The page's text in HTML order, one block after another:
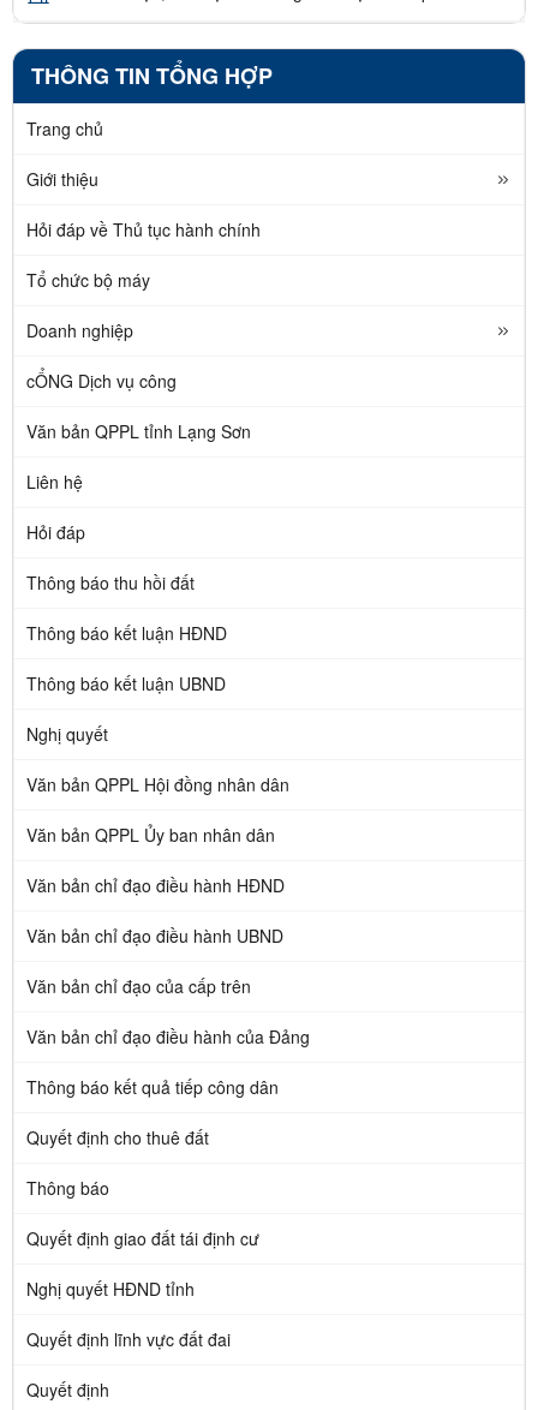
THÔNG TIN TỔNG HỢP
Trang chủ
Giới thiệu
Hỏi đáp về Thủ tục hành chính
Tổ chức bộ máy
Doanh nghiệp
cỔNG Dịch vụ công
Văn bản QPPL tỉnh Lạng Sơn
Liên hệ
Hỏi đáp
Thông báo thu hồi đất
Thông báo kết luận HĐND
Thông báo kết luận UBND
Nghị quyết
Văn bản QPPL Hội đồng nhân dân
Văn bản QPPL Ủy ban nhân dân
Văn bản chỉ đạo điều hành HĐND
Văn bản chỉ đạo điều hành UBND
Văn bản chỉ đạo của cấp trên
Văn bản chỉ đạo điều hành của Đảng
Thông báo kết quả tiếp công dân
Quyết định cho thuê đất
Thông báo
Quyết định giao đất tái định cư
Nghị quyết HĐND tỉnh
Quyết định lĩnh vực đất đai
Quyết định